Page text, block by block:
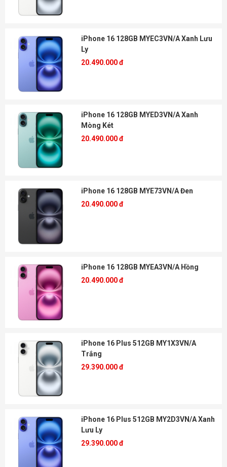
iPhone 16 128GB MYEC3VN/A Xanh Lưu
Ly
20.490.000 đ
iPhone 16 128GB MYED3VN/A Xanh
Mòng Két
20.490.000 đ
iPhone 16 128GB MYE73VN/A Đen
20.490.000 đ
iPhone 16 128GB MYEA3VN/A Hồng
20.490.000 đ
iPhone 16 Plus 512GB MY1X3VN/A
Trắng
29.390.000 đ
iPhone 16 Plus 512GB MY2D3VN/A Xanh
Lưu Ly
29.390.000 đ